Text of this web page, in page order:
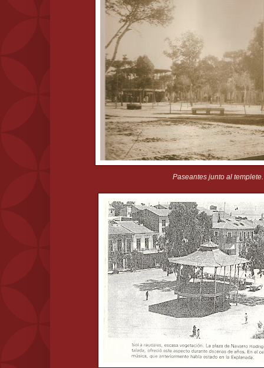
Paseantes junto al templete.